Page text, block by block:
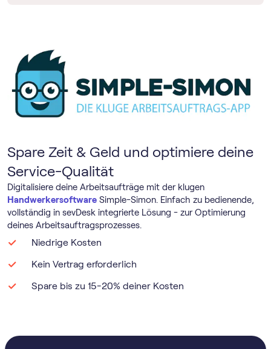
Spare Zeit & Geld und optimiere deine
Service-Qualität
Digitalisiere deine Arbeitsaufträge mit der klugen
Handwerkersoftware Simple-Simon. Einfach zu bedienende,
vollständig in sevDesk integrierte Lösung - zur Optimierung
deines Arbeitsauftragsprozesses.
Niedrige Kosten
Kein Vertrag erforderlich
Spare bis zu 15-20% deiner Kosten